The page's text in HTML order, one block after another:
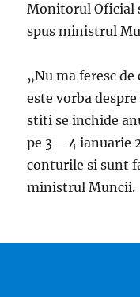
Monitorul Oficial
spus ministrul
„Nu ma feresc
este vorba
stiti se inchide
pe 3 – 4 ianuarie
conturile si sunt
ministrul Muncii.